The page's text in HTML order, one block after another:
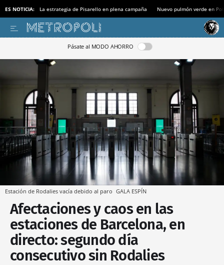
ES NOTICIA: La estrategia de Pisarello en plena campaña Nuevo pulmón verde en
Pásate al MODO AHORRO
Estación de Rodalies vacía debido al paro GALA ESPÍN
Afectaciones y caos en las
estaciones de Barcelona, en
directo: segundo día
consecutivo sin Rodalies